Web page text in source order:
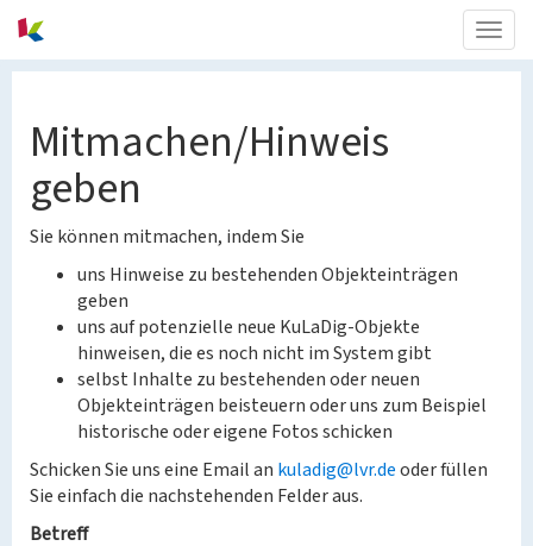
Mitmachen/Hinweis
geben
Sie können mitmachen, indem Sie
uns Hinweise zu bestehenden Objekteinträgen
geben
uns auf potenzielle neue KuLaDig-Objekte
hinweisen, die es noch nicht im System gibt
selbst Inhalte zu bestehenden oder neuen
Objekteinträgen beisteuern oder uns zum Beispiel
historische oder eigene Fotos schicken
Schicken Sie uns eine Email an kuladig@lvr.deoder füllen
Sie einfach die nachstehenden Felder aus.
Betreff